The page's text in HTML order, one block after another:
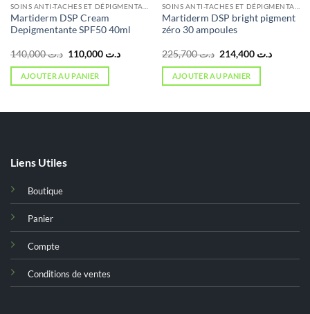
Martiderm DSP Cream
Depigmentante SPF50 40ml
د.ت140,000
Le
initial
était :
د.ت 110,000
Le
د.ت 110,000.
AJOUTER AU PANIER
Martiderm DSP bright pigment
zéro 30 ampoules
د.ت225,700
Le
initial
était :
د.ت 214,400
Le
AJOUTER AU PANIER
Liens Utiles
Boutique
Panier
Compte
Conditions de ventes